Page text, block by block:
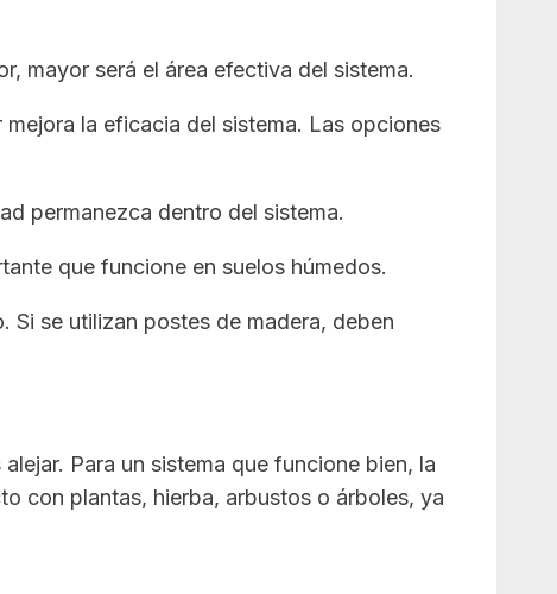
mayor será el área efectiva del sistema.
la eficacia del sistema. Las opciones
permanezca dentro del sistema.
que funcione en suelos húmedos.
Si se utilizan postes de madera, deben
Para un sistema que funcione bien, la
con plantas, hierba, arbustos o árboles, ya